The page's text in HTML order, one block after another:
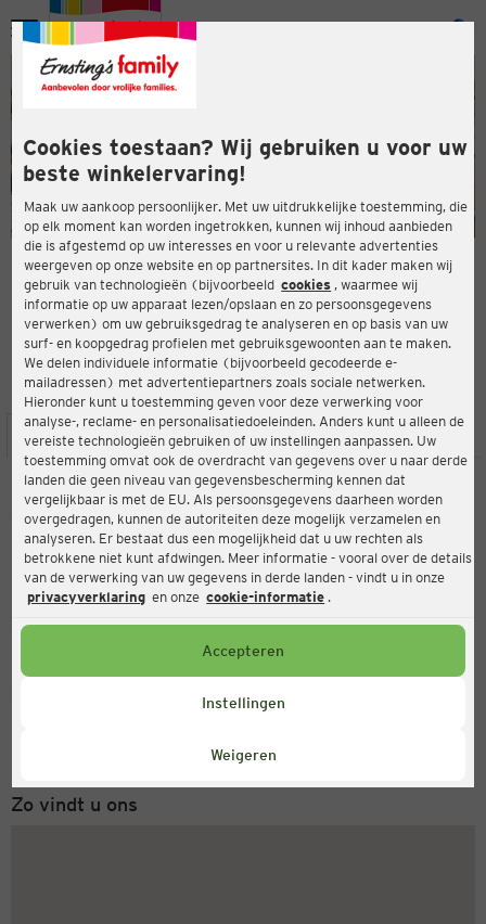
Cookies toestaan? Wij gebruiken u voor uw
beste winkelervaring!
Maak uw aankoop persoonlijker. Met uw uitdrukkelijke toestemming, die
op elk moment kan worden ingetrokken, kunnen wij inhoud aanbieden
die is afgestemd op uw interesses en voor u relevante advertenties
weergeven op onze website en op partnersites. In dit kader maken wij
gebruik van technologieën (bijvoorbeeld cookies , waarmee wij
informatie op uw apparaat lezen/opslaan en zo persoonsgegevens
verwerken) om uw gebruiksgedrag te analyseren en op basis van uw
surf- en koopgedrag profielen met gebruiksgewoonten aan te maken.
We delen individuele informatie (bijvoorbeeld gecodeerde e-
mailadressen) met advertentiepartners zoals sociale netwerken.
Hieronder kunt u toestemming geven voor deze verwerking voor
analyse-, reclame- en personalisatiedoeleinden. Anders kunt u alleen de
vereiste technologieën gebruiken of uw instellingen aanpassen. Uw
toestemming omvat ook de overdracht van gegevens over u naar derde
landen die geen niveau van gegevensbescherming kennen dat
vergelijkbaar is met de EU. Als persoonsgegevens daarheen worden
overgedragen, kunnen de autoriteiten deze mogelijk verzamelen en
analyseren. Er bestaat dus een mogelijkheid dat u uw rechten als
betrokkene niet kunt afdwingen. Meer informatie - vooral over de details
van de verwerking van uw gegevens in derde landen - vindt u in onze
privacyverklaring en onze cookie-informatie .
Accepteren
Instellingen
Weigeren
Menu
ERNSTING'S FAMILY-WINKEL
Passage 95
3901 AZ Veenendaal
2,0
Beoordeling:
LOCATIE SERVICES ASSORTIMENT ACTIES
Ernsting's family
Passage 95, 3901 AZ Veenendaal
Gesloten
Servicenummer
Maandag tot vrijdag 8-18 uur
Zo vindt u ons